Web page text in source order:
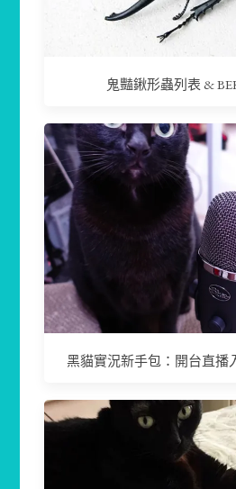
鬼豔鍬形蟲列表 &
黑貓實況新手包：開台直播